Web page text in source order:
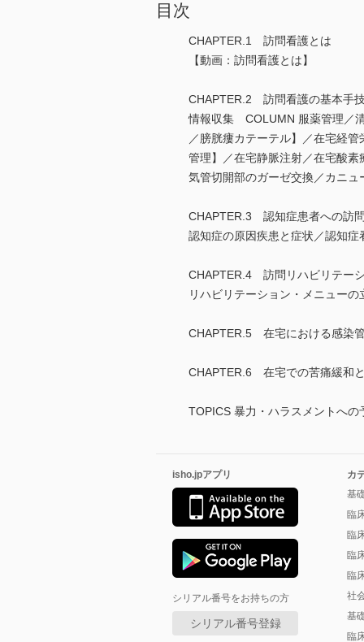
目次
CHAPTER.1 訪問看護とは
【動画：訪問看護とは】
CHAPTER.2 訪問看護の基本手
情報収集 COLUMN 服薬管理／
／膀胱瘻カテーテル】／在宅経
管理】／在宅静脈注射／在宅酸
気管切開部のガーゼ交換／カニュ
CHAPTER.3 認知症患者への訪
認知症の原因疾患と症状／認知
CHAPTER.4 訪問リハビリテー
リハビリテーション・メニュー
CHAPTER.5 在宅における感染
CHAPTER.6 在宅での苦痛緩和
TOPICS 暴力・ハラスメントへの
isho.jpアプリ
シリアル番号をお持ちの方
シリアル番号登録
カ
基
臨
臨
臨
臨
社
基
臨